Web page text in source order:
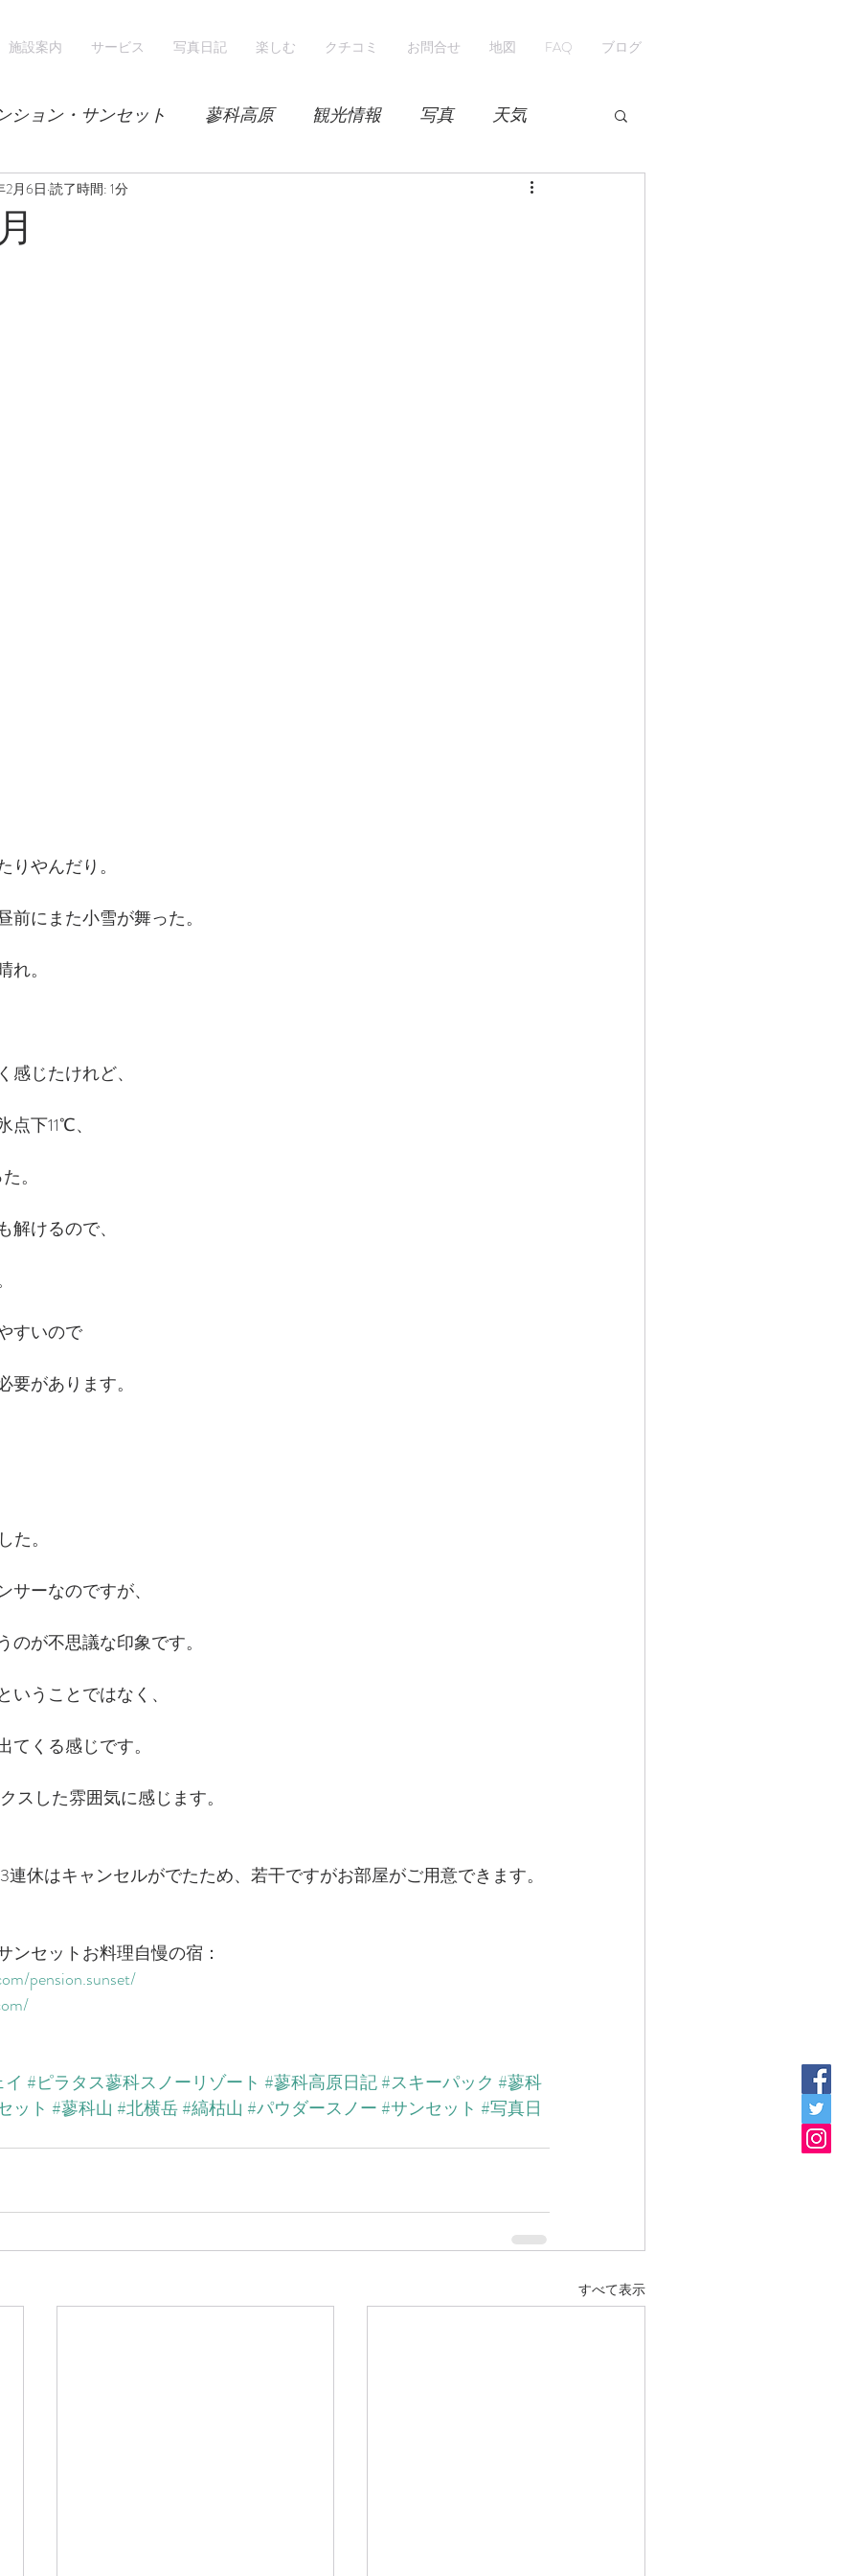
施設案内 サービス 写真日記 楽しむ クチコミ お問合せ 地図 FAQ ブログ
ション・サンセット 蓼科高原 観光情報 写真 天気
レンゲツツジ 紅葉
2月6日 読了時間: 1分
やんだり。
にまた小雪が舞った。
。
じたけれど、
下11℃、
。
けるので、
すいので
があります。
た。
ーなのですが、
が不思議な印象です。
うことではなく、
くる感じです。
スした雰囲気に感じます。
休はキャンセルがでたため、若干ですがお部屋がご用意できます。
ンセットお料理自慢の宿：
pension.sunset/​
#ピラタス蓼科スノーリゾート #蓼科高原日記#スキーパック #蓼科
ット #蓼科山 #北横岳#縞枯山 #パウダースノー#サンセット #写真日
すべて表示